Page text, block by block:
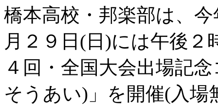
橋本高校・邦楽部は、
月２９日(日)には午後
４回・全国大会出場記
そうあい)」を開催(入場